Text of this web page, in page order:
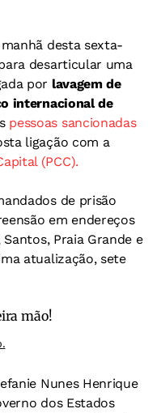
desta sexta-
desarticular uma
por lavagem de
internacional de
pessoas sancionadas
ligação com a
(PCC).
de prisão
em endereços
Praia Grande e
atualização, sete
mão!
Nunes Henrique
dos Estados